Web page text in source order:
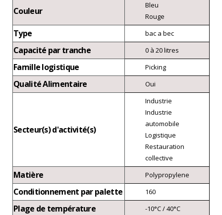
Couleur
Bleu
Rouge
Type bac a bec
Capacité par tranche 0 à 20 litres
Famille logistique Picking
Qualité Alimentaire Oui
Secteur(s) d'activité(s)
Industrie
Industrie
automobile
Logistique
Restauration
collective
Matière Polypropylene
Conditionnement par palette 160
Plage de température -10°C / 40°C